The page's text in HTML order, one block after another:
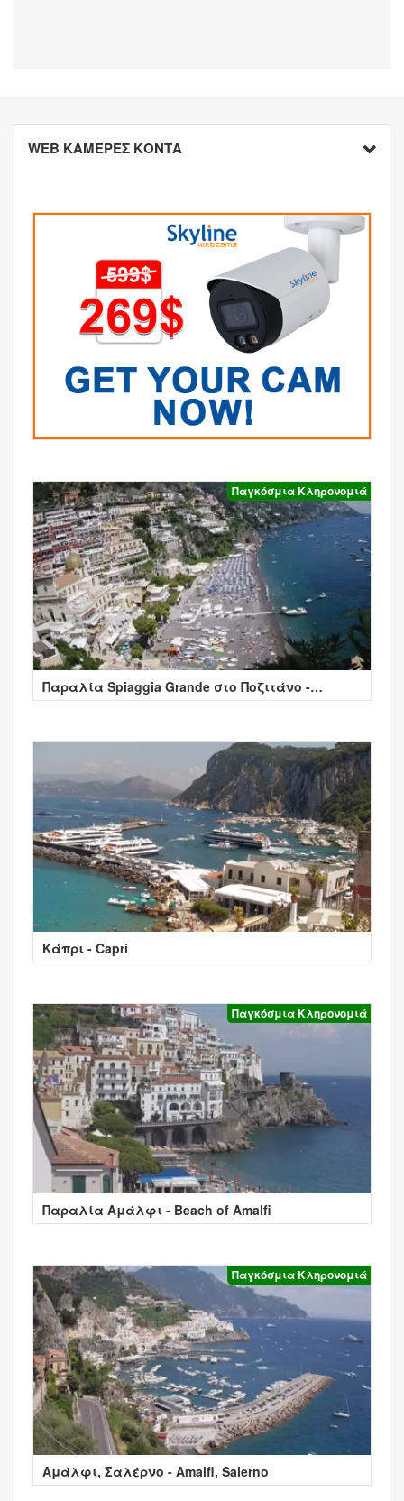
WEB ΚΑΜΕΡΕΣ ΚΟΝΤΑ
Παγκόσμια Κληρονομιά
Παραλία Spiaggia Grande στο Ποζιτάνο -
Positano
Κάπρι - Capri
Παγκόσμια Κληρονομιά
Παραλία Αμάλφι - Beach of Amalfi
Παγκόσμια Κληρονομιά
Αμάλφι, Σαλέρνο - Amalfi, Salerno